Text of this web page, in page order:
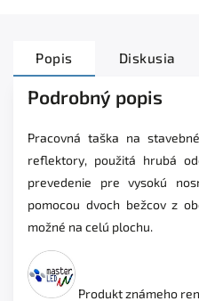
Popis Diskusia
Podrobný popis
Pracovná taška na
reflektory, použitá hrubá
prevedenie pre vysokú
pomocou dvoch bežcov z
možné na celú plochu.
Produkt známeho